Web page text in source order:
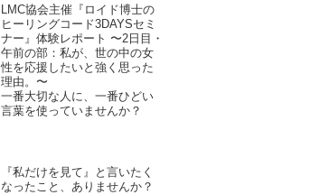
LMC協会主催『ロイド博士の
ヒーリングコード3DAYSセミ
ナー』体験レポート 〜2日目・
午前の部：私が、世の中の女
性を応援したいと強く思った
理由。〜
一番大切な人に、一番ひどい
言葉を使っていませんか？
『私だけを見て』と言いたく
なったこと、ありませんか？